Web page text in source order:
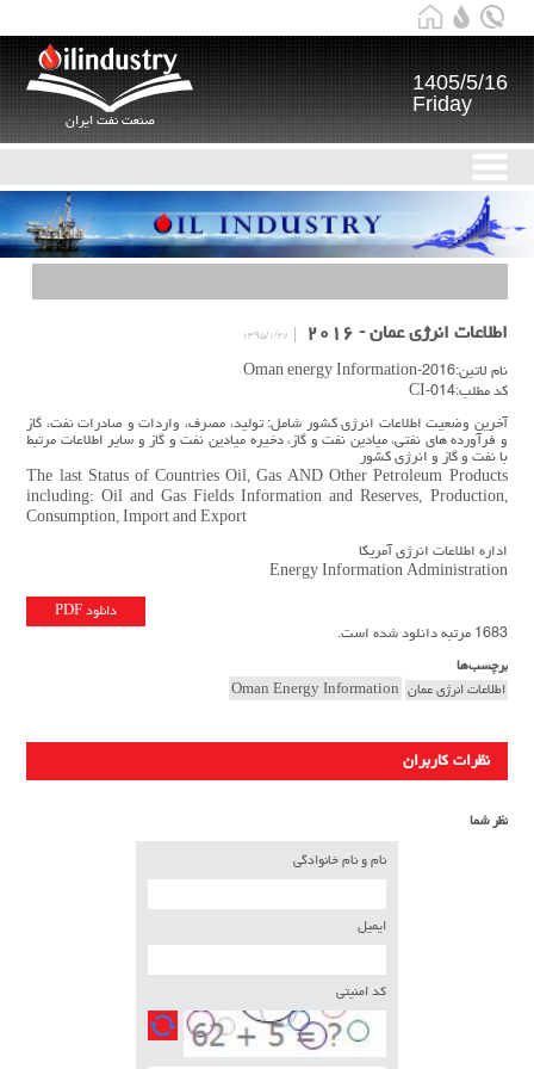
صنعت نفت ایران
1405/5/16
Friday
اطلاعات انرژی عمان - ۲۰۱۶ ۱۳۹۵/۱/۲۷
نام لاتین:Oman energy Information-2016
کد مطلب:CI-014
آخرین وضعیت اطلاعات انرژی کشور شامل: تولید، مصرف، واردات و صادرات نفت، گاز
و فرآورده های نفتی، میادین نفت و گاز، دخیره میادین نفت و گاز و سایر اطلاعات مرتبط
با نفت و گاز و انرژی کشور
The last Status of Countries Oil, Gas AND Other Petroleum Products
including: Oil and Gas Fields Information and Reserves, Production,
Consumption, Import and Export
اداره اطلاعات انرژی آمریکا
Energy Information Administration
دانلود PDF
1683 مرتبه دانلود شده است.
برچسب‌ها
اطلاعات انرژی عمان
Oman Energy Information
نظرات کاربران
نظر شما
نام و نام خانوادگی
ایمیل
کد امنیتی